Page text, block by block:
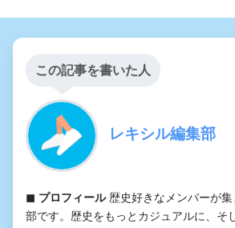
この記事を書いた人
レキシル編集部
◼︎ プロフィール歴史好きなメンバーが
部です。歴史をもっとカジュアルに、そ